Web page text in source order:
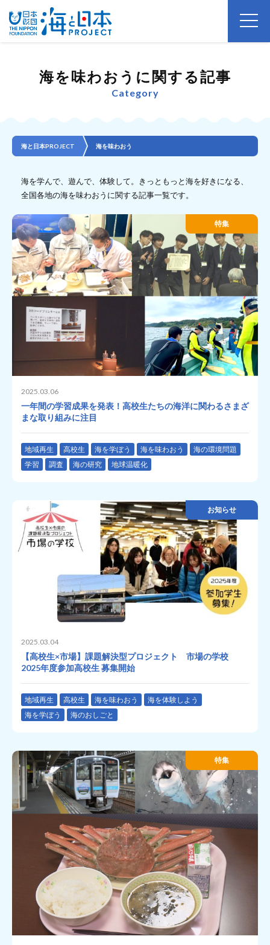
海を味わおうに関する記事
Category
海と日本PROJECT 海を味わおう
海を学んで、遊んで、体験して。きっともっと海を好きになる、
全国各地の海を味わおうに関する記事一覧です。
特集
2025.03.06
一年間の学習成果を発表！高校生たちの海洋に関わるさまざ
まな取り組みに注目
地域再生 高校生 海を学ぼう 海を味わおう
海の環境問題
学習
調査 海の研究 地球温暖化
お知らせ
2025.03.04
【高校生×市場】課題解決型プロジェクト 市場の学校
2025年度参加高校生 募集開始
地域再生 高校生 海を味わおう
海を体験しよう
海を学ぼう
海のおしごと
特集